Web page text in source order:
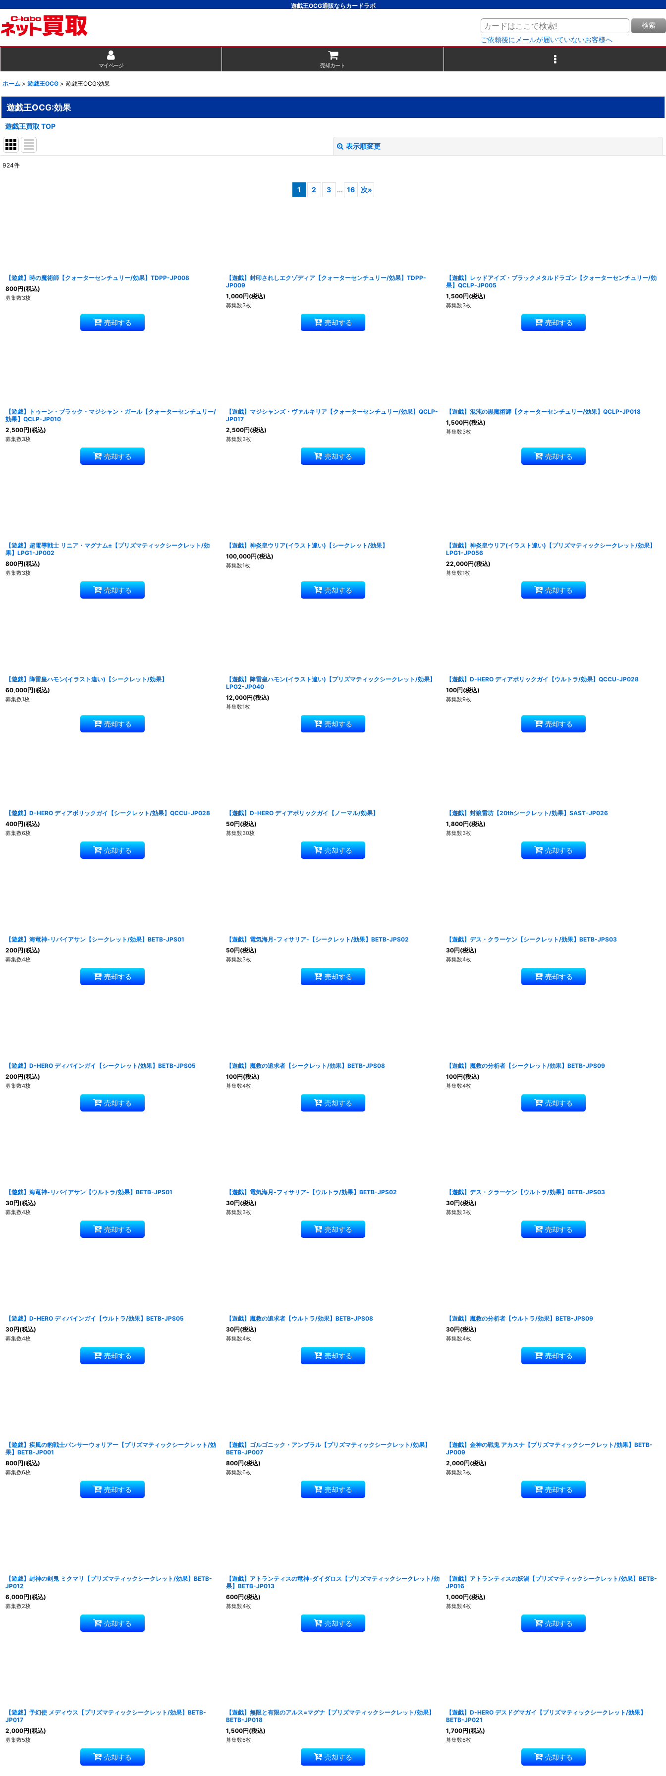
遊戯王OCG通販ならカードラボ
検索
ご依頼後にメールが届いていないお客様へ
マイページ 売却カート
ホーム > 遊戯王OCG > 遊戯王OCG:効果
遊戯王OCG:効果
遊戯王買取 TOP
表示順変更
924件
1 2 3 ... 16 次»
【遊戯】時の魔術師【クォーターセンチュリー/効果】TDPP-JP008
800円(税込)
募集数3枚
売却する
【遊戯】封印されしエクゾディア【クォーターセンチュリー/効果】TDPP-
JP009
1,000円(税込)
募集数3枚
売却する
【遊戯】レッドアイズ・ブラックメタルドラゴン【クォーターセンチュリー/効
果】QCLP-JP005
1,500円(税込)
募集数3枚
売却する
【遊戯】トゥーン・ブラック・マジシャン・ガール【クォーターセンチュリー/
効果】QCLP-JP010
2,500円(税込)
募集数3枚
売却する
【遊戯】マジシャンズ・ヴァルキリア【クォーターセンチュリー/効果】QCLP-
JP017
2,500円(税込)
募集数3枚
売却する
【遊戯】混沌の黒魔術師【クォーターセンチュリー/効果】QCLP-JP018
1,500円(税込)
募集数3枚
売却する
【遊戯】超電導戦士 リニア・マグナム±【プリズマティックシークレット/効
果】LPG1-JP002
800円(税込)
募集数3枚
売却する
【遊戯】神炎皇ウリア(イラスト違い)【シークレット/効果】
100,000円(税込)
募集数1枚
売却する
【遊戯】神炎皇ウリア(イラスト違い)【プリズマティックシークレット/効果】
LPG1-JP056
22,000円(税込)
募集数1枚
売却する
【遊戯】降雷皇ハモン(イラスト違い)【シークレット/効果】
60,000円(税込)
募集数1枚
売却する
【遊戯】降雷皇ハモン(イラスト違い)【プリズマティックシークレット/効果】
LPG2-JP040
12,000円(税込)
募集数1枚
売却する
【遊戯】D-HERO ディアボリックガイ【ウルトラ/効果】QCCU-JP028
100円(税込)
募集数9枚
売却する
【遊戯】D-HERO ディアボリックガイ【シークレット/効果】QCCU-JP028
400円(税込)
募集数6枚
売却する
【遊戯】D-HERO ディアボリックガイ【ノーマル/効果】
50円(税込)
募集数30枚
売却する
【遊戯】封狼雷坊【20thシークレット/効果】SAST-JP026
1,800円(税込)
募集数3枚
売却する
【遊戯】海竜神-リバイアサン【シークレット/効果】BETB-JPS01
200円(税込)
募集数4枚
売却する
【遊戯】電気海月-フィサリア-【シークレット/効果】BETB-JPS02
50円(税込)
募集数3枚
売却する
【遊戯】デス・クラーケン【シークレット/効果】BETB-JPS03
30円(税込)
募集数4枚
売却する
【遊戯】D-HERO ディバインガイ【シークレット/効果】BETB-JPS05
200円(税込)
募集数4枚
売却する
【遊戯】魔救の追求者【シークレット/効果】BETB-JPS08
100円(税込)
募集数4枚
売却する
【遊戯】魔救の分析者【シークレット/効果】BETB-JPS09
100円(税込)
募集数4枚
売却する
【遊戯】海竜神-リバイアサン【ウルトラ/効果】BETB-JPS01
30円(税込)
募集数4枚
売却する
【遊戯】電気海月-フィサリア-【ウルトラ/効果】BETB-JPS02
30円(税込)
募集数3枚
売却する
【遊戯】デス・クラーケン【ウルトラ/効果】BETB-JPS03
30円(税込)
募集数3枚
売却する
【遊戯】D-HERO ディバインガイ【ウルトラ/効果】BETB-JPS05
30円(税込)
募集数4枚
売却する
【遊戯】魔救の追求者【ウルトラ/効果】BETB-JPS08
30円(税込)
募集数4枚
売却する
【遊戯】魔救の分析者【ウルトラ/効果】BETB-JPS09
30円(税込)
募集数4枚
売却する
【遊戯】疾風の豹戦士パンサーウォリアー【プリズマティックシークレット/効
果】BETB-JP001
800円(税込)
募集数6枚
売却する
【遊戯】ゴルゴニック・アンブラル【プリズマティックシークレット/効果】
BETB-JP007
800円(税込)
募集数6枚
売却する
【遊戯】金神の戦鬼 アカスナ【プリズマティックシークレット/効果】BETB-
JP009
2,000円(税込)
募集数3枚
売却する
【遊戯】封神の剣鬼 ミクマリ【プリズマティックシークレット/効果】BETB-
JP012
6,000円(税込)
募集数2枚
売却する
【遊戯】アトランティスの竜神-ダイダロス【プリズマティックシークレット/効
果】BETB-JP013
600円(税込)
募集数4枚
売却する
【遊戯】アトランティスの妖渦【プリズマティックシークレット/効果】BETB-
JP016
1,000円(税込)
募集数4枚
売却する
【遊戯】予幻使 メディウス【プリズマティックシークレット/効果】BETB-
JP017
2,000円(税込)
募集数5枚
売却する
【遊戯】無限と有限のアルス=マグナ【プリズマティックシークレット/効果】
BETB-JP018
1,500円(税込)
募集数6枚
売却する
【遊戯】D-HERO デスドグマガイ【プリズマティックシークレット/効果】
BETB-JP021
1,700円(税込)
募集数6枚
売却する